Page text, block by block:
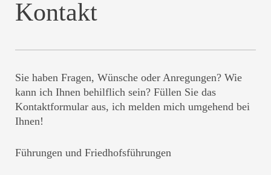
Kontakt
Sie haben Fragen, Wünsche oder Anregungen? Wie
kann ich Ihnen behilflich sein? Füllen Sie das
Kontaktformular aus, ich melden mich umgehend bei
Ihnen!
Führungen und Friedhofsführungen